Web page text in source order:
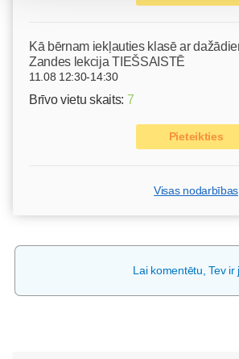
Kā bērnam iekļauties klasē ar
Zandes lekcija TIEŠSAISTĒ
11.08 12:30-14:30
Brīvo vietu skaits: 7
Pieteikties
Visas nodarbības
Lai komentētu, Tev ir